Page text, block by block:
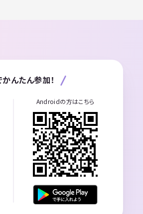
んたん参加！
Androidの方はこちら